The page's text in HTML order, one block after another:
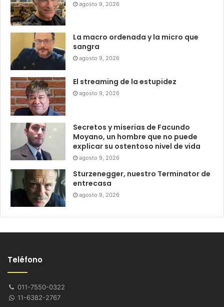
agosto 9, 2026
La macro ordenada y la micro que
sangra
agosto 9, 2026
El streaming de la estupidez
agosto 9, 2026
Secretos y miserias de Facundo
Moyano, un hombre que no puede
explicar su ostentoso nivel de vida
agosto 9, 2026
Sturzenegger, nuestro Terminator de
entrecasa
agosto 9, 2026
Teléfono
011-7550-0322
11-6382-2767